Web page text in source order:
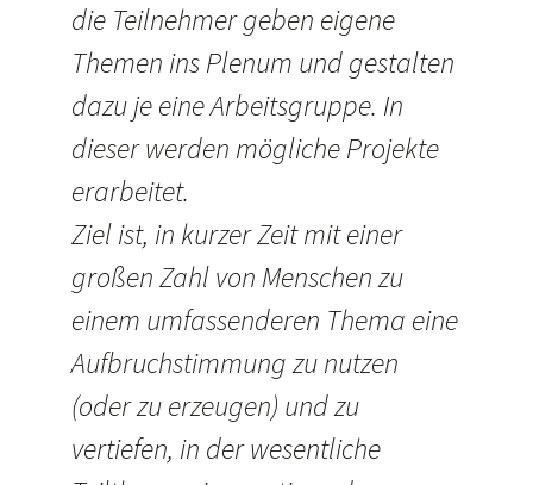
die Teilnehmer geben eigene
Themen ins Plenum und gestalten
dazu je eine Arbeitsgruppe. In
dieser werden mögliche Projekte
erarbeitet.
Ziel ist, in kurzer Zeit mit einer
großen Zahl von Menschen zu
einem umfassenderen Thema eine
Aufbruchstimmung zu nutzen
(oder zu erzeugen) und zu
vertiefen, in der wesentliche